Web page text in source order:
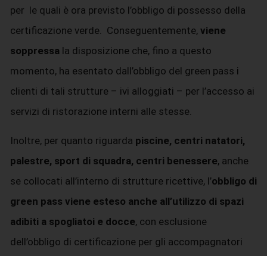
per le quali è ora previsto l’obbligo di possesso della
certificazione verde. Conseguentemente, viene
soppressa la disposizione che, fino a questo
momento, ha esentato dall’obbligo del green pass i
clienti di tali strutture – ivi alloggiati – per l’accesso ai
servizi di ristorazione interni alle stesse.
Inoltre, per quanto riguarda piscine, centri natatori,
palestre, sport di squadra, centri benessere, anche
se collocati all’interno di strutture ricettive, l’obbligo di
green pass viene esteso anche all’utilizzo di spazi
adibiti a spogliatoi e docce, con esclusione
dell’obbligo di certificazione per gli accompagnatori